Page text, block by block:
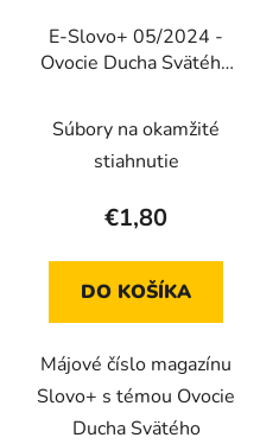
E-Slovo+ 05/2024 -
Ovocie Ducha Svätého
Súbory na okamžité
stiahnutie
€1,80
DO KOŠÍKA
Májové číslo magazínu
Slovo+ s témou Ovocie
Ducha Svätého